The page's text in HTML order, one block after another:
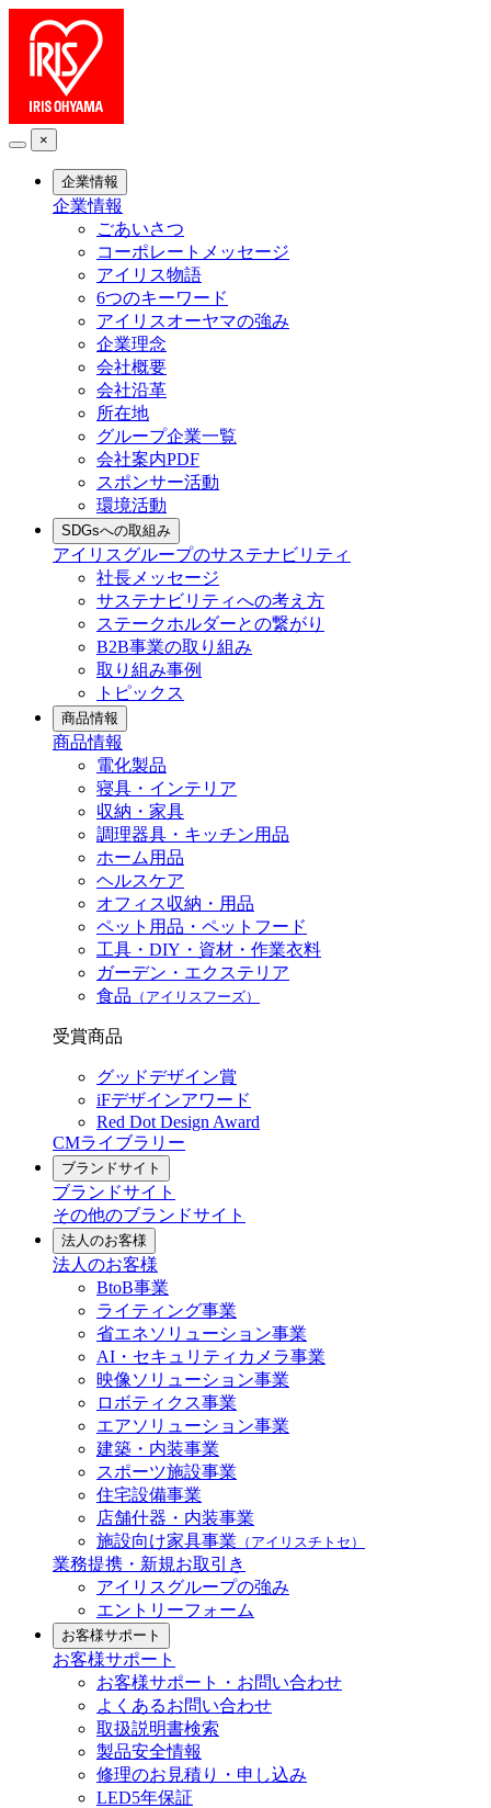
×
企業情報
企業情報
ごあいさつ
コーポレートメッセージ
アイリス物語
6つのキーワード
アイリスオーヤマの強み
企業理念
会社概要
会社沿革
所在地
グループ企業一覧
会社案内PDF
スポンサー活動
環境活動
SDGsへの取組み
アイリスグループのサステナビリティ
社長メッセージ
サステナビリティへの考え方
ステークホルダーとの繋がり
B2B事業の取り組み
取り組み事例
トピックス
商品情報
商品情報
電化製品
寝具・インテリア
収納・家具
調理器具・キッチン用品
ホーム用品
ヘルスケア
オフィス収納・用品
ペット用品・ペットフード
工具・DIY・資材・作業衣料
ガーデン・エクステリア
食品 （アイリスフーズ）
受賞商品
グッドデザイン賞
iFデザインアワード
Red Dot Design Award
CMライブラリー
ブランドサイト
ブランドサイト
その他のブランドサイト
法人のお客様
法人のお客様
BtoB事業
ライティング事業
省エネソリューション事業
AI・セキュリティカメラ事業
映像ソリューション事業
ロボティクス事業
エアソリューション事業
建築・内装事業
スポーツ施設事業
住宅設備事業
店舗什器・内装事業
施設向け家具事業 （アイリスチトセ）
業務提携・新規お取引き
アイリスグループの強み
エントリーフォーム
お客様サポート
お客様サポート
お客様サポート・お問い合わせ
よくあるお問い合わせ
取扱説明書検索
製品安全情報
修理のお見積り・申し込み
LED5年保証